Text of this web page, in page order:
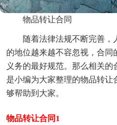
物品转让合同
随着法律法规不断完善，
的地位越来越不容忽视，合同
义务的最好规范。那么相关
是小编为大家整理的物品转让
够帮助到大家。
物品转让合同1